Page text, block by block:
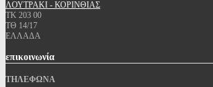
ΛΟΥΤΡΑΚΙ - ΚΟΡΙΝΘΙΑΣ
ΤΚ 203 00
ΤΘ 14/17
ΕΛΛΑΔΑ
επικοινωνία
ΤΗΛΕΦΩΝΑ